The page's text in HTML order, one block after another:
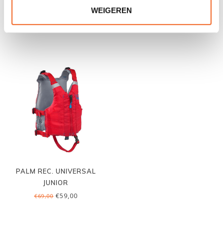
WEIGEREN
JUNIOR REDDINGSVEST
€45,00€35,00 €59,00€55,00
PALM REC. UNIVERSAL
JUNIOR
€69,00€59,00